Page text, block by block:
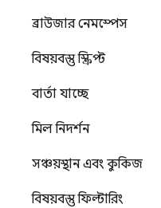
ব্রাউজার নেমস্পেস
বিষয়বস্তু স্ক্রিপ্ট
বার্তা যাচ্ছে
মিল নিদর্শন
সঞ্চয়স্থান এবং কুকিজ
বিষয়বস্তু ফিল্টারিং